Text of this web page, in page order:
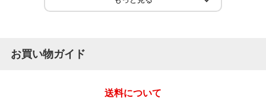
６人掛けできる大きさのミーティングテーブルとして ちょうど
お買い物ガイド
送料について